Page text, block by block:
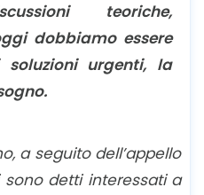
teoriche,
dobbiamo essere
urgenti, la
a seguito dell’appello
detti interessati a